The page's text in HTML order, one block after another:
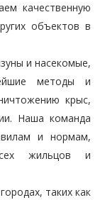
качественную
объектов в
и насекомые,
методы и
крыс,
Наша команда
и нормам,
жильцов и
таких как